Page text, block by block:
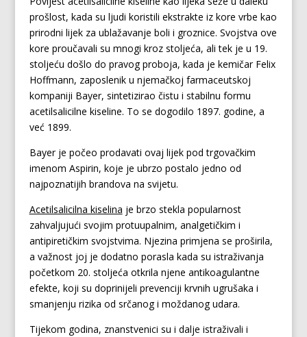
prošlost, kada su ljudi koristili ekstrakte iz kore vrbe kao
prirodni lijek za ublažavanje boli i groznice. Svojstva ove
kore proučavali su mnogi kroz stoljeća, ali tek je u 19.
stoljeću došlo do pravog proboja, kada je kemičar Felix
Hoffmann, zaposlenik u njemačkoj farmaceutskoj
kompaniji Bayer, sintetizirao čistu i stabilnu formu
acetilsalicilne kiseline. To se dogodilo 1897. godine, a
već 1899.
Bayer je počeo prodavati ovaj lijek pod trgovačkim
imenom Aspirin, koje je ubrzo postalo jedno od
najpoznatijih brandova na svijetu.
Acetilsalicilna kiselina je brzo stekla popularnost
zahvaljujući svojim protuupalnim, analgetičkim i
antipiretičkim svojstvima. Njezina primjena se proširila,
a važnost joj je dodatno porasla kada su istraživanja
početkom 20. stoljeća otkrila njene antikoagulantne
efekte, koji su doprinijeli prevenciji krvnih ugrušaka i
smanjenju rizika od srčanog i moždanog udara.
Tijekom godina, znanstvenici su i dalje istraživali i